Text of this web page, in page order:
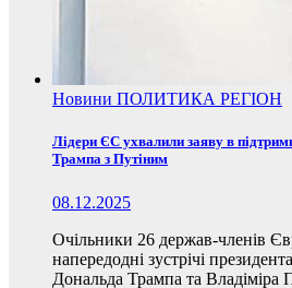
Новини ПОЛИТИКА РЕГІОН
Лідери ЄС ухвалили заяву в
Трампа з Путіним
08.12.2025
Очільники 26 держав-членів
напередодні зустрічі
Дональда Трампа та Владіміра